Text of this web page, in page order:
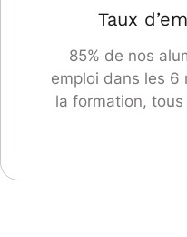
Taux
85% de nos
emploi dans les 6
la formation,